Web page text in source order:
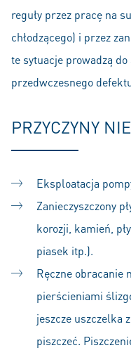
reguły przez pracę na
chłodzącego) i przez
te sytuacje prowadzą
przedwczesnego
PRZYCZYNY
Eksploatacja
Zanieczyszczony
korozji, kamień,
piasek itp.).
Ręczne obracanie
pierścieniami
jeszcze uszczelka
piszczeć.